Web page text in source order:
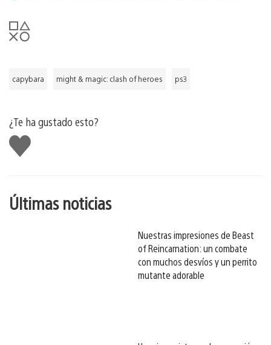
capybara might & magic: clash of heroes ps3
¿Te ha gustado esto?
Me
gusta
Últimas noticias
Nuestras impresiones de Beast
of Reincarnation: un combate
con muchos desvíos y un perrito
mutante adorable